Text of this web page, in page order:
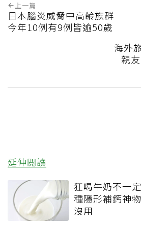
上一篇
日本腦炎威脅中高齡族群
今年10例有9例皆逾50歲
海外
親
延伸閱讀
狂喝牛奶不一
種隱形補鈣神
沒用